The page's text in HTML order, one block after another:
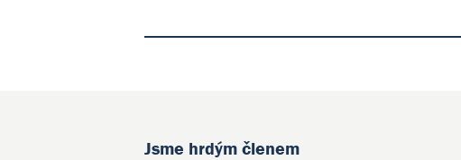
Jsme hrdým členem